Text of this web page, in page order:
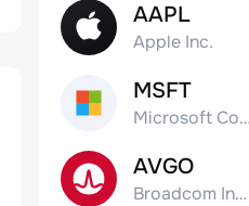
AAPL
Apple Inc.
MSFT
Microsoft Corp
AVGO
Broadcom Inc. Common Stock